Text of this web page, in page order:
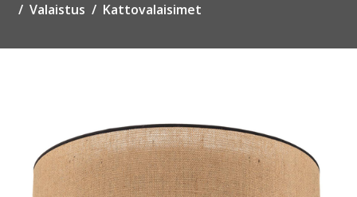
Valaistus Kattovalaisimet